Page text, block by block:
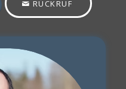
RÜCKRUF